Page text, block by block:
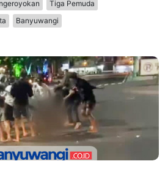
Tiga Pemuda
Banyuwangi